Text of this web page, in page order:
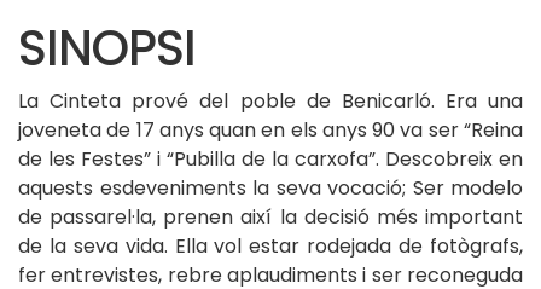
SINOPSI
La Cinteta prové del poble de Benicarló. Era una
joveneta de 17 anys quan en els anys 90 va ser “Reina
de les Festes” i “Pubilla de la carxofa”. Descobreix en
aquests esdeveniments la seva vocació; Ser modelo
de passarel·la, prenen així la decisió més important
de la seva vida. Ella vol estar rodejada de fotògrafs,
fer entrevistes, rebre aplaudiments i ser reconeguda